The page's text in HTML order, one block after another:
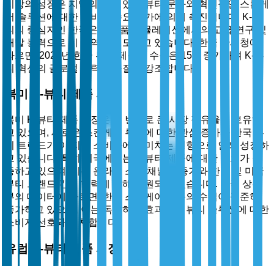
시장의 성장은 지역의 깊이 있는 뷰티 문화와 혁신적인 스킨케
어 솔루션에 대한 소비자 수요 증가에 의해 촉진됩니다. K-뷰
티의 중심지인 한국은 화장품 포뮬레이션에서의 고급 연구 및
개발 능력으로 이 지역을 선도하고 있습니다. 한국 관세청에
따르면, 2023년 한국 뷰티 제품의 수출은 15% 증가하여 K-뷰
티 혁신의 글로벌 매력과 품질을 강조합니다.
북미 K-뷰티 제품 시장
북미 K-뷰티 제품 시장은 두 번째로 큰 시장 점유율을 보유하
고 있으며, 새로운 스킨케어 루틴에 대한 관심 증가와 한국 뷰
티 트렌드가 이 지역 소비자에게 미치는 영향으로 인해 성장하
고 있습니다. 특히 미국에서는 K-뷰티 제품에 대한 수요가 급
증하고 있으며, 이는 온라인 소매 채널의 증가와 한국 및 미국
뷰티 브랜드 간의 협력에 의해 지원되고 있습니다. 미국 상무
부의 데이터에 따르면, 한국 스킨케어 제품의 수입이 꾸준히
증가하고 있으며, 이는 독특하고 효과적인 뷰티 솔루션에 대한
소비자 선호와 일치합니다.
유럽 K-뷰티 제품 시장